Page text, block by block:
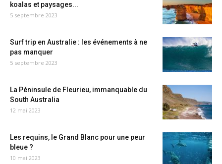
koalas et paysages...
5 septembre 2023
Surf trip en Australie : les événements à ne
pas manquer
5 septembre 2023
La Péninsule de Fleurieu, immanquable du
South Australia
12 mai 2023
Les requins, le Grand Blanc pour une peur
bleue ?
10 mai 2023